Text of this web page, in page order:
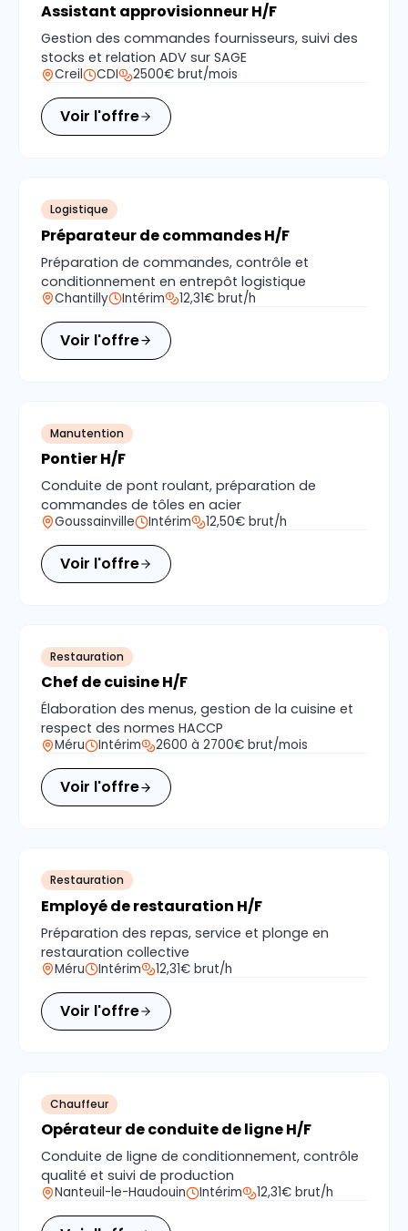
Assistant approvisionneur H/F
Gestion des commandes fournisseurs, suivi des
stocks et relation ADV sur SAGE
Creil CDI 2500€ brut/mois
Voir l'offre
Logistique
Préparateur de commandes H/F
Préparation de commandes, contrôle et
conditionnement en entrepôt logistique
Chantilly Intérim 12,31€ brut/h
Voir l'offre
Manutention
Pontier H/F
Conduite de pont roulant, préparation de
commandes de tôles en acier
Goussainville Intérim 12,50€ brut/h
Voir l'offre
Restauration
Chef de cuisine H/F
Élaboration des menus, gestion de la cuisine et
respect des normes HACCP
Méru Intérim 2600 à 2700€ brut/mois
Voir l'offre
Restauration
Employé de restauration H/F
Préparation des repas, service et plonge en
restauration collective
Méru Intérim 12,31€ brut/h
Voir l'offre
Chauffeur
Opérateur de conduite de ligne H/F
Conduite de ligne de conditionnement, contrôle
qualité et suivi de production
Nanteuil-le-Haudouin Intérim 12,31€ brut/h